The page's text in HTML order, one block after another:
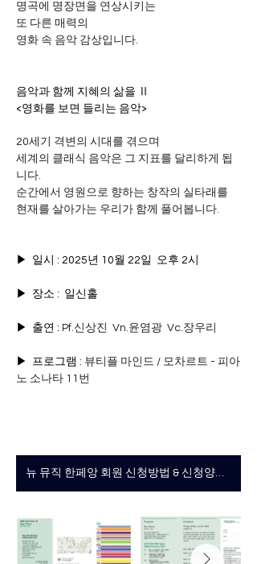
명곡에 명장면을 연상시키는
또 다른 매력의
영화 속 음악 감상입니다.
음악과 함께 지혜의 삶을 Ⅱ
<영화를 보면 들리는 음악>
20세기 격변의 시대를 겪으며
세계의 클래식 음악은 그 지표를 달리하게 됩
니다.
순간에서 영원으로 향하는 창작의 실타래를
현재를 살아가는 우리가 함께 풀어봅니다.
▶  일시 : 2025년 10월 22일  오후 2시
▶  장소 :  일신홀
▶  출연 : Pf.신상진  Vn.윤염광  Vc.장우리
▶  프로그램 : 뷰티플 마인드 / 모차르트 - 피아
노 소나타 11번
뉴 뮤직 한페앙 회원 신청방법 & 신청양식보기